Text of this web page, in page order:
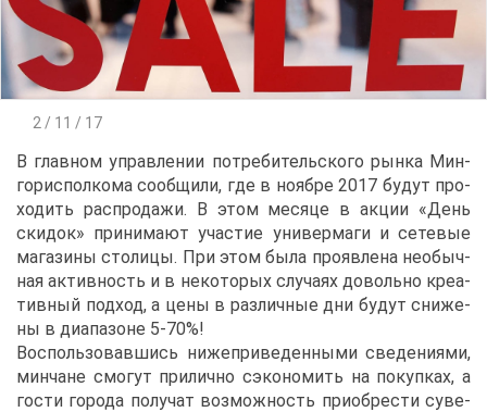
2 / 11 / 17
В глав­ном управ­ле­нии по­тре­би­тель­ско­го рын­ка Мин­
гор­ис­пол­ко­ма со­об­щи­ли, где в но­яб­ре 2017 бу­дут про­
хо­дить рас­про­да­жи. В этом ме­ся­це в ак­ции «День
ски­док» при­ни­ма­ют уча­стие уни­вер­ма­ги и се­те­вые
ма­га­зи­ны сто­ли­цы. При этом бы­ла про­яв­ле­на необыч­
ная ак­тив­ность и в неко­то­рых слу­ча­ях до­воль­но кре­а­
тив­ный под­ход, а це­ны в раз­лич­ные дни бу­дут сни­же­
ны в диа­па­зоне 5-70%!
Вос­поль­зо­вав­шись ни­же­при­ве­ден­ны­ми све­де­ни­я­ми,
мин­чане смо­гут при­лич­но сэко­но­мить на по­куп­ках, а
го­сти го­ро­да по­лу­чат воз­мож­ность при­об­ре­сти су­ве­